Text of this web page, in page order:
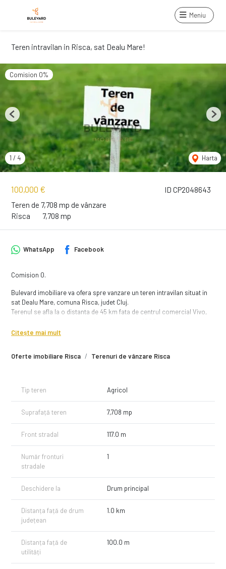
Meniu
Teren intravilan in Risca, sat Dealu Mare!
ID CP2048643
100,000 €
Teren de 7,708 mp de vânzare
Risca
7,708 mp
Comision 0%
1 / 4 Harta
Previous Next
Oferte imobiliare Risca Terenuri de vânzare Risca
WhatsApp Facebook
Comision 0.
Bulevard imobiliare va ofera spre vanzare un teren intravilan situat in
sat Dealu Mare, comuna Risca, judet Cluj.
Terenul se afla la o distanta de 45 km fata de centrul comercial Vivo,
Terenul are suprafata totala de 7708 mp, avand un front de 117 metri de
construiasca o cabana/casa de vacanta intr-o zona frumoasa avand
accest rapid spre zona muntoasa. Dar si persoanelor/famililor care
care vor sa isi investeasca economiile intr-un teren care se va aprecia
in viitor.
Citește mai mult
Tip teren Agricol
Suprafață teren 7,708 mp
Front stradal 117.0 m
Număr fronturi
stradale
1
Deschidere la Drum principal
Distanța față de drum
județean
1.0 km
Distanța față de
utilități
100.0 m